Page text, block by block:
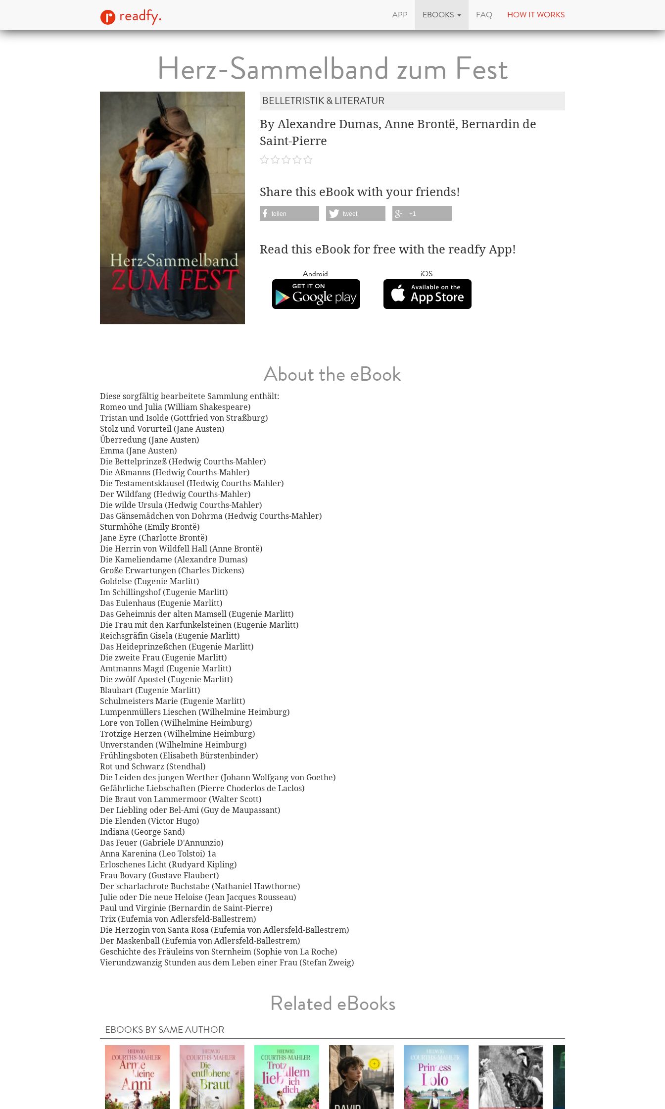
readfy. APP EBOOKS FAQ HOW IT WORKS
Herz-Sammelband zum Fest
BELLETRISTIK & LITERATUR
By Alexandre Dumas, Anne Brontë, Bernardin de
Saint-Pierre
Share this eBook with your friends!
teilen tweet +1
Read this eBook for free with the readfy App!
Android iOS
About the eBook
Diese sorgfältig bearbeitete Sammlung enthält:
Romeo und Julia (William Shakespeare)
Tristan und Isolde (Gottfried von Straßburg)
Stolz und Vorurteil (Jane Austen)
Überredung (Jane Austen)
Emma (Jane Austen)
Die Bettelprinzeß (Hedwig Courths-Mahler)
Die Aßmanns (Hedwig Courths-Mahler)
Die Testamentsklausel (Hedwig Courths-Mahler)
Der Wildfang (Hedwig Courths-Mahler)
Die wilde Ursula (Hedwig Courths-Mahler)
Das Gänsemädchen von Dohrma (Hedwig Courths-Mahler)
Sturmhöhe (Emily Brontë)
Jane Eyre (Charlotte Brontë)
Die Herrin von Wildfell Hall (Anne Brontë)
Die Kameliendame (Alexandre Dumas)
Große Erwartungen (Charles Dickens)
Goldelse (Eugenie Marlitt)
Im Schillingshof (Eugenie Marlitt)
Das Eulenhaus (Eugenie Marlitt)
Das Geheimnis der alten Mamsell (Eugenie Marlitt)
Die Frau mit den Karfunkelsteinen (Eugenie Marlitt)
Reichsgräfin Gisela (Eugenie Marlitt)
Das Heideprinzeßchen (Eugenie Marlitt)
Die zweite Frau (Eugenie Marlitt)
Amtmanns Magd (Eugenie Marlitt)
Die zwölf Apostel (Eugenie Marlitt)
Blaubart (Eugenie Marlitt)
Schulmeisters Marie (Eugenie Marlitt)
Lumpenmüllers Lieschen (Wilhelmine Heimburg)
Lore von Tollen (Wilhelmine Heimburg)
Trotzige Herzen (Wilhelmine Heimburg)
Unverstanden (Wilhelmine Heimburg)
Frühlingsboten (Elisabeth Bürstenbinder)
Rot und Schwarz (Stendhal)
Die Leiden des jungen Werther (Johann Wolfgang von Goethe)
Gefährliche Liebschaften (Pierre Choderlos de Laclos)
Die Braut von Lammermoor (Walter Scott)
Der Liebling oder Bel-Ami (Guy de Maupassant)
Die Elenden (Victor Hugo)
Indiana (George Sand)
Das Feuer (Gabriele D'Annunzio)
Anna Karenina (Leo Tolstoi) 1a
Erloschenes Licht (Rudyard Kipling)
Frau Bovary (Gustave Flaubert)
Der scharlachrote Buchstabe (Nathaniel Hawthorne)
Julie oder Die neue Heloise (Jean Jacques Rousseau)
Paul und Virginie (Bernardin de Saint-Pierre)
Trix (Eufemia von Adlersfeld-Ballestrem)
Die Herzogin von Santa Rosa (Eufemia von Adlersfeld-Ballestrem)
Der Maskenball (Eufemia von Adlersfeld-Ballestrem)
Geschichte des Fräuleins von Sternheim (Sophie von La Roche)
Vierundzwanzig Stunden aus dem Leben einer Frau (Stefan Zweig)
Related eBooks
EBOOKS BY SAME AUTHOR